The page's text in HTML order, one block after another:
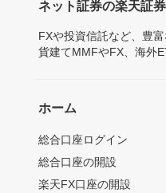
ネット証券の楽天証
FXや投資信託など、豊
貨建てMMFやFX、海外
ホーム
総合口座ログイン
総合口座の開設
楽天FX口座の開設